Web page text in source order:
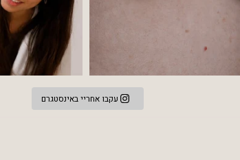
עקבו אחריי באינסטגרם